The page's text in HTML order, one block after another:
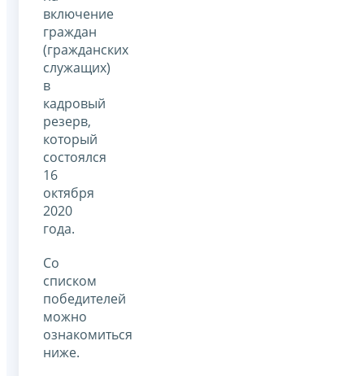
включение
граждан
(гражданских
служащих)
в
кадровый
резерв,
который
состоялся
16
октября
2020
года.
Со
списком
победителей
можно
ознакомиться
ниже.